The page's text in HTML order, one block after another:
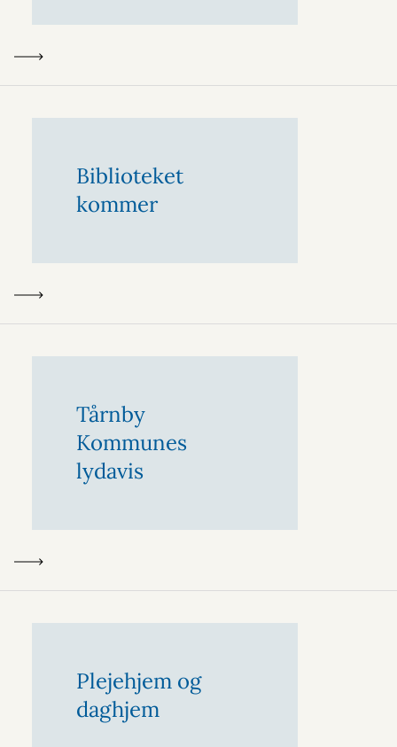
Biblioteket
kommer
Tårnby
Kommunes
lydavis
Plejehjem og
daghjem